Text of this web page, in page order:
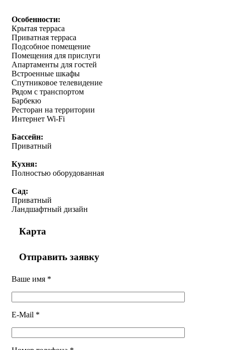
Особенности:
Крытая терраса
Приватная терраса
Подсобное помещение
Помещения для прислуги
Апартаменты для гостей
Встроенные шкафы
Спутниковое телевидение
Рядом с транспортом
Барбекю
Ресторан на территории
Интернет Wi-Fi
Бассейн:
Приватный
Кухня:
Полностью оборудованная
Сад:
Приватный
Ландшафтный дизайн
Карта
Отправить заявку
Ваше имя *
E-Mail *